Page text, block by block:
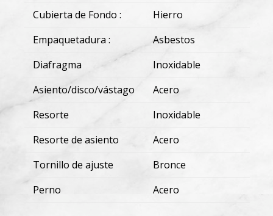
Cubierta de Fondo :
Hierro
Empaquetadura :
Asbestos
Diafragma
Inoxidable
Asiento/disco/vástago
Acero
Resorte
Inoxidable
Resorte de asiento
Acero
Tornillo de ajuste
Bronce
Perno
Acero